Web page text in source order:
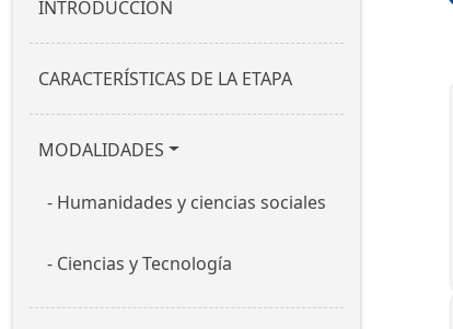
INTRODUCCIÓN
CARACTERÍSTICAS DE LA ETAPA
MODALIDADES
Humanidades y ciencias sociales
Ciencias y Tecnología